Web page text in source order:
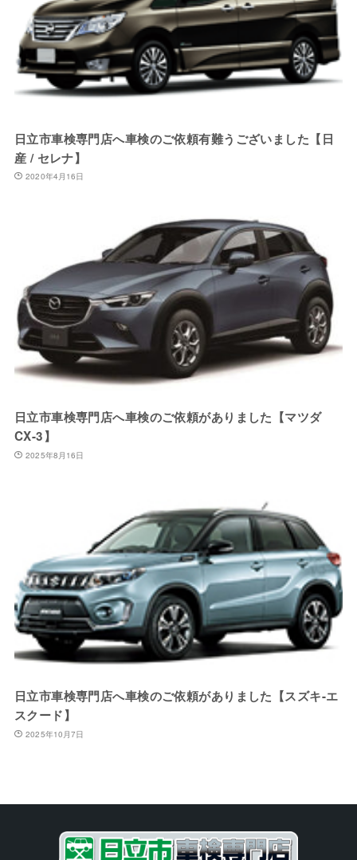
日立市車検専門店へ車検のご依頼有難うございました【日
産 / セレナ】
2020年4月16日
日立市車検専門店へ車検のご依頼がありました【マツダ
CX-3】
2025年8月16日
日立市車検専門店へ車検のご依頼がありました【スズキ-エ
スクード】
2025年10月7日